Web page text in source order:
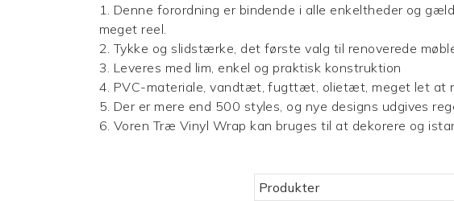
1. Denne forordning er bindende i alle enkeltheder og
meget reel.
2. Tykke og slidstærke, det første valg til renoverede
3. Leveres med lim, enkel og praktisk konstruktion
4. PVC-materiale, vandtæt, fugttæt, olietæt, meget let at
5. Der er mere end 500 styles, og nye designs udgives
6. Voren Træ Vinyl Wrap kan bruges til at dekorere og
Produkter